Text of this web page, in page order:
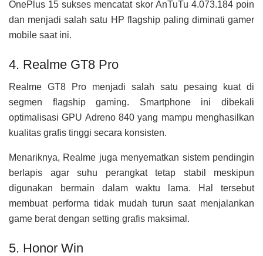
OnePlus 15 sukses mencatat skor AnTuTu 4.073.184 poin
dan menjadi salah satu HP flagship paling diminati gamer
mobile saat ini.
4. Realme GT8 Pro
Realme GT8 Pro menjadi salah satu pesaing kuat di
segmen flagship gaming. Smartphone ini dibekali
optimalisasi GPU Adreno 840 yang mampu menghasilkan
kualitas grafis tinggi secara konsisten.
Menariknya, Realme juga menyematkan sistem pendingin
berlapis agar suhu perangkat tetap stabil meskipun
digunakan bermain dalam waktu lama. Hal tersebut
membuat performa tidak mudah turun saat menjalankan
game berat dengan setting grafis maksimal.
5. Honor Win